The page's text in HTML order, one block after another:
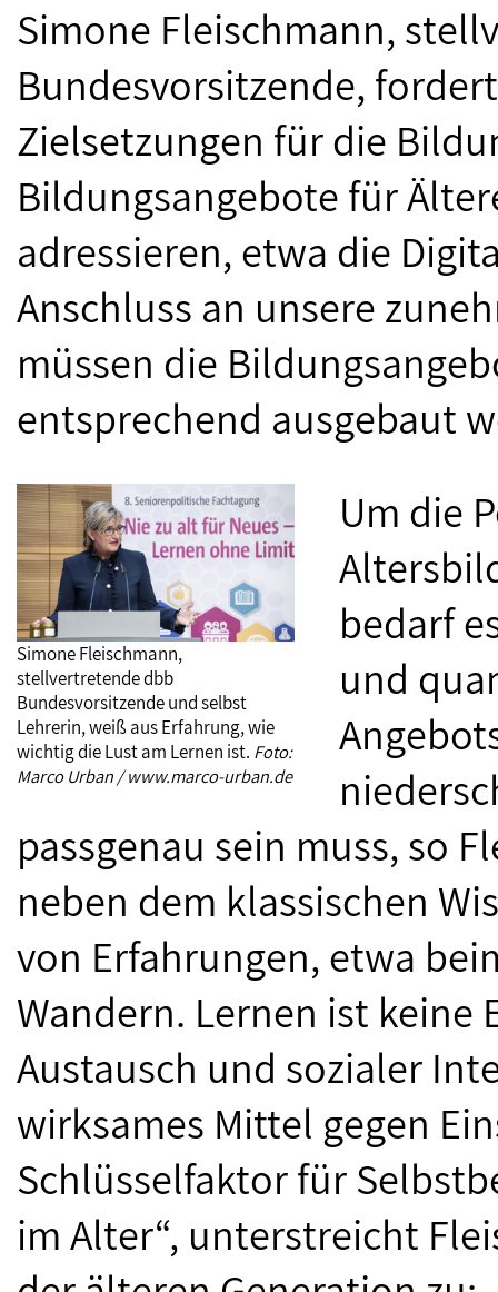
Simone Fleischmann,
Bundesvorsitzende,
Zielsetzungen für die
Bildungsangebote für
adressieren, etwa die
Anschluss an unsere
müssen die
entsprechend ausgebaut
Simone Fleischmann,
stellvertretende dbb
Bundesvorsitzende und selbst
Lehrerin, weiß aus Erfahrung, wie
wichtig die Lust am Lernen ist. Foto:
Marco Urban / www.marco-urban.de
Um die
bedarf
und
passgenau sein muss, so
neben dem klassischen
von Erfahrungen, etwa
Wandern. Lernen ist
Austausch und sozialer
wirksames Mittel gegen
Schlüsselfaktor für
im Alter“, unterstreicht